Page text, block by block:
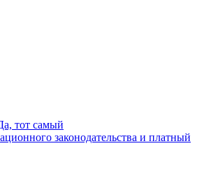
тот самый
законодательства и платный